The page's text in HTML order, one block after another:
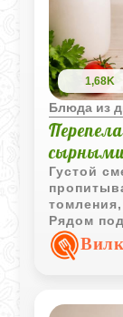
1,68K
Блюда из
Густой
Рядом
лёгким